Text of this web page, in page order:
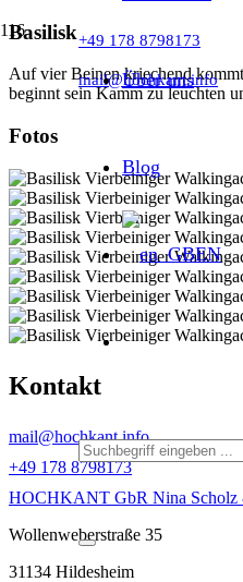
+49 178 8798173
mail@hochkant.info
Über uns
Blog
EN
Basilisk
Auf vier Beinen kriechend
beginnt sein Kamm zu leuchten
Fotos
Kontakt
mail@hochkant.info
+49 178 8798173
HOCHKANT GbR Nina Scholz
Wollenweberstraße 35
31134 Hildesheim